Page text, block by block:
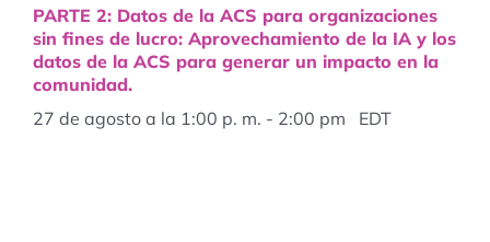
PARTE 2: Datos de la ACS para organizaciones
sin fines de lucro: Aprovechamiento de la IA y los
datos de la ACS para generar un impacto en la
comunidad.
27 de agosto a la 1:00 p. m. - 2:00 pm EDT